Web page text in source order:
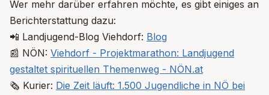
Wer mehr darüber erfahren möchte, es gibt einiges an
Berichterstattung dazu:
📲 Landjugend-Blog Viehdorf: Blog
📰 NÖN: Viehdorf - Projektmarathon: Landjugend
gestaltet spirituellen Themenweg - NÖN.at
🗞️ Kurier: Die Zeit läuft: 1.500 Jugendliche in NÖ bei